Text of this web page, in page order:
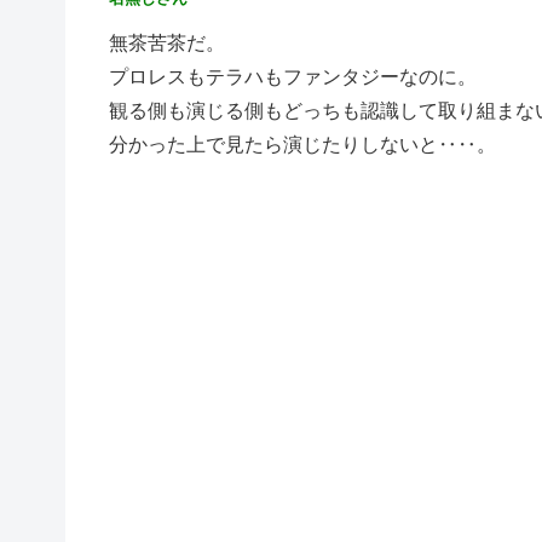
無茶苦茶だ。
プロレスもテラハもファンタジーなのに。
観る側も演じる側もどっちも認識して取り組ま
分かった上で見たら演じたりしないと‥‥。